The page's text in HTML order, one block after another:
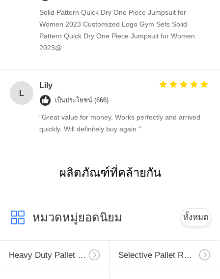
Solid Pattern Quick Dry One Piece Jumpsuit for
Women 2023 Customized Logo Gym Sets Solid
Pattern Quick Dry One Piece Jumpsuit for Women
2023@
L
Lily
เป็นประโยชน์ (666)
"Great value for money. Works perfectly and arrived
quickly. Will definitely buy again."
ผลิตภัณฑ์ที่คล้ายกัน
หมวดหมู่ยอดนิยม ทั้งหมด
Heavy Duty Pallet Racking Selective Pallet Racking